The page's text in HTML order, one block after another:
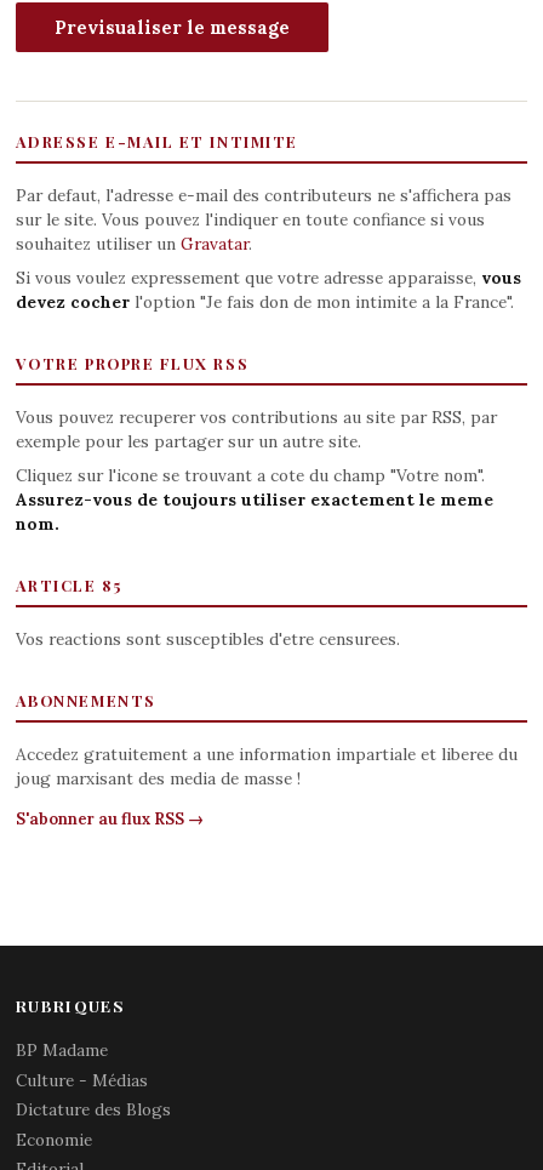
ADRESSE E-MAIL ET INTIMITE
Par defaut, l'adresse e-mail des contributeurs ne s'affichera pas
sur le site. Vous pouvez l'indiquer en toute confiance si vous
souhaitez utiliser un Gravatar.
Si vous voulez expressement que votre adresse apparaisse, vous
devez cocherl'option "Je fais don de mon intimite a la France".
VOTRE PROPRE FLUX RSS
Vous pouvez recuperer vos contributions au site par RSS, par
exemple pour les partager sur un autre site.
Cliquez sur l'icone se trouvant a cote du champ "Votre nom".
Assurez-vous de toujours utiliser exactement le meme
nom.
ARTICLE 85
Vos reactions sont susceptibles d'etre censurees.
ABONNEMENTS
Accedez gratuitement a une information impartiale et liberee du
joug marxisant des media de masse !
S'abonner au flux RSS →
RUBRIQUES
BP Madame
Culture - Médias
Dictature des Blogs
Economie